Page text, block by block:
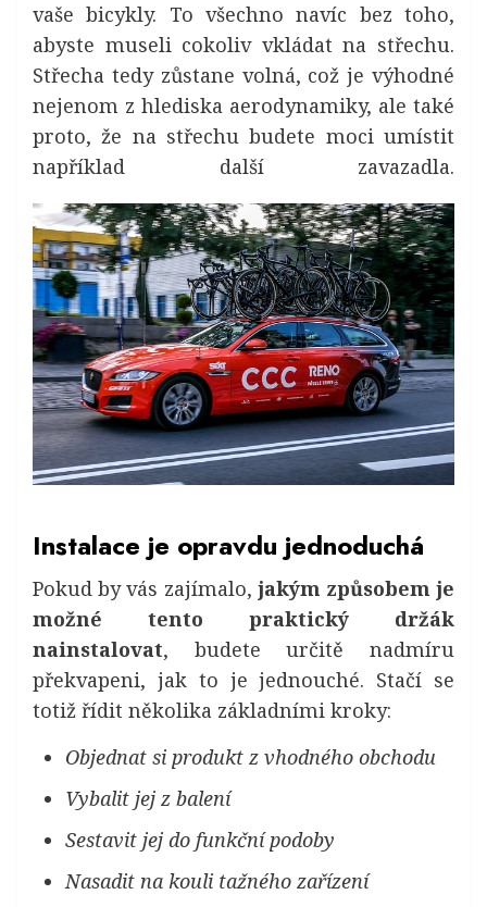
vaše bicykly. To všechno navíc bez toho,
abyste museli cokoliv vkládat na střechu.
Střecha tedy zůstane volná, což je výhodné
nejenom z hlediska aerodynamiky, ale také
proto, že na střechu budete moci umístit
například další zavazadla.
Instalace je opravdu jednoduchá
Pokud by vás zajímalo, jakým způsobem je
možné tento praktický držák
nainstalovat, budete určitě nadmíru
překvapeni, jak to je jednouché. Stačí se
totiž řídit několika základními kroky:
Objednat si produkt z vhodného obchodu
Vybalit jej z balení
Sestavit jej do funkční podoby
Nasadit na kouli tažného zařízení